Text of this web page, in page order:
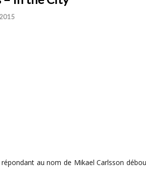
au nom de Mikael Carlsson